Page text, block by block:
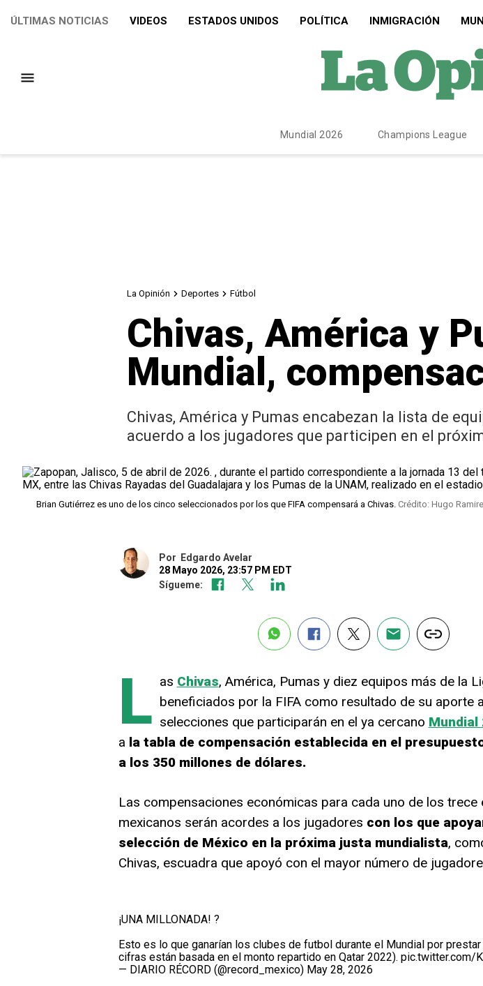
ÚLTIMAS NOTICIAS VIDEOS ESTADOS UNIDOS POLÍTICA INMIGRACIÓN
Mundial 2026 Champions League
La Opinión Deportes Fútbol
Chivas, América y
Mundial,
Chivas, América y Pumas encabezan la lista de
acuerdo a los jugadores que participen en el
Brian Gutiérrez es uno de los cinco seleccionados por los que FIFA compensará a Chivas. Crédito: Hugo
Por
Edgardo Avelar
28 Mayo 2026, 23:57 PM EDT
Sígueme:
L as Chivas, América, Pumas y diez equipos más de la
beneficiados por la FIFA como resultado de su aporte
selecciones que participarán en el ya cercano Mundial
a la tabla de compensación establecida en el
a los 350 millones de dólares.
Las compensaciones económicas para cada uno de los trece
mexicanos serán acordes a los jugadores con los que
selección de México en la próxima justa mundialista,
Chivas, escuadra que apoyó con el mayor número de
¡UNA MILLONADA! ?
Esto es lo que ganarían los clubes de futbol durante el Mundial por
cifras están basada en el monto repartido en Qatar 2022). pic.twitter.com/
— DIARIO RÉCORD (@record_mexico) May 28, 2026